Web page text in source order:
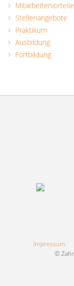
Mitarbeitervorteile
Stellenangebote
Praktikum
Ausbildung
Fortbildung
Impressum
©